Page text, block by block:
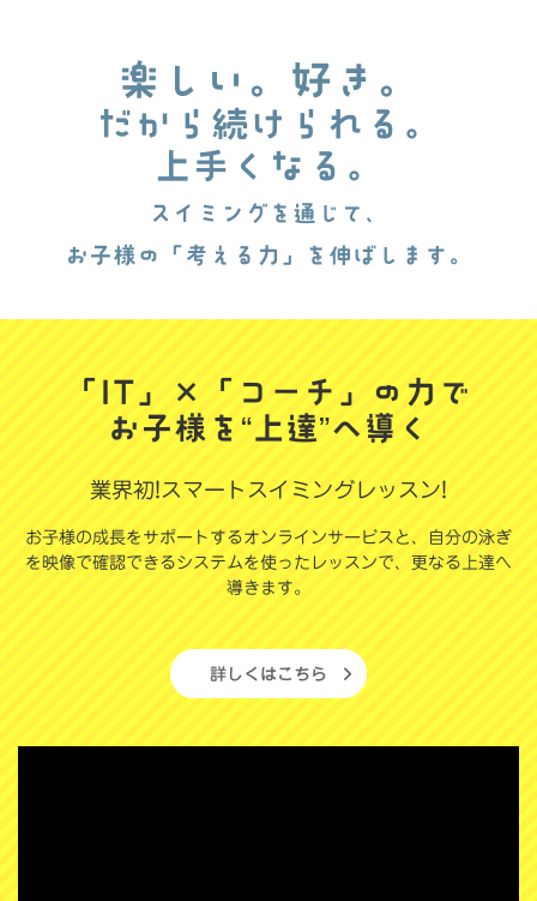
楽しい。好き。
だから続けられる。
上手くなる。
スイミングを通じて、
お子様の「考える力」を伸ばします。
「IT」×「コーチ」の力で
お子様を“上達”へ導く
業界初!スマートスイミングレッスン!
お子様の成長をサポートするオンラインサービスと、自分の泳ぎ
を映像で確認できるシステムを使ったレッスンで、更なる上達へ
導きます。
詳しくはこちら